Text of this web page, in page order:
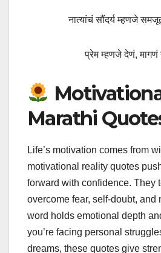
नात्यांचं सौंदर्य म्हणजे
प्रेम म्हणजे देणं, मागणं
Marathi
Life’s motivation comes from
motivational reality quotes
forward with confidence. They
overcome fear, self-doubt, and
word holds emotional depth
you’re facing personal
dreams, these quotes give